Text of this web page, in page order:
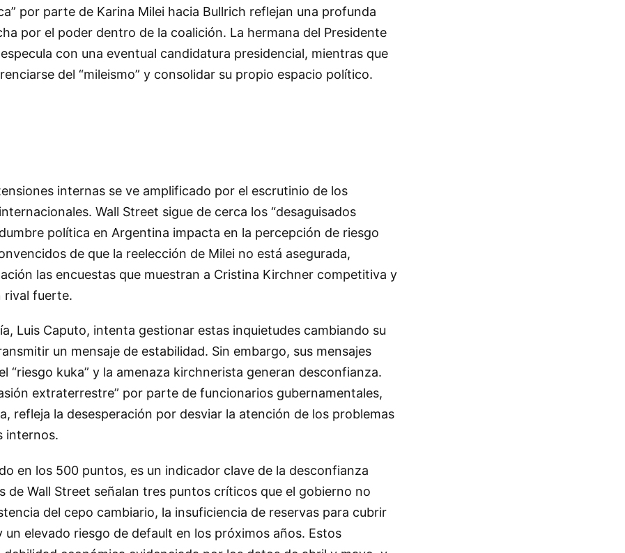
por parte de Karina Milei hacia Bullrich reflejan una profunda
por el poder dentro de la coalición. La hermana del Presidente
con una eventual candidatura presidencial, mientras que
del “mileismo” y consolidar su propio espacio político.
internas se ve amplificado por el escrutinio de los
Wall Street sigue de cerca los “desaguisados
política en Argentina impacta en la percepción de riesgo
de que la reelección de Milei no está asegurada,
las encuestas que muestran a Cristina Kirchner competitiva y
rival fuerte.
Luis Caputo, intenta gestionar estas inquietudes cambiando su
un mensaje de estabilidad. Sin embargo, sus mensajes
“riesgo kuka” y la amenaza kirchnerista generan desconfianza.
extraterrestre” por parte de funcionarios gubernamentales,
refleja la desesperación por desviar la atención de los problemas
internos.
en los 500 puntos, es un indicador clave de la desconfianza
de Wall Street señalan tres puntos críticos que el gobierno no
del cepo cambiario, la insuficiencia de reservas para cubrir
elevado riesgo de default en los próximos años. Estos